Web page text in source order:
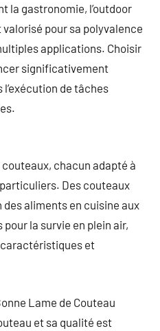
la gastronomie, l’outdoor
pour sa polyvalence
applications. Choisir
significativement
de tâches
chacun adapté à
Des couteaux
aliments en cuisine aux
la survie en plein air,
et
Lame de Couteau
et sa qualité est